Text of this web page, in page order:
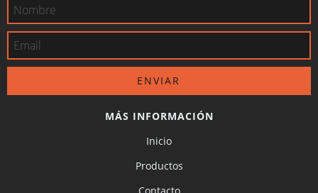
MÁS INFORMACIÓN
Inicio
Productos